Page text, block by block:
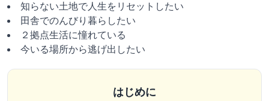
知らない土地で人生をリセットしたい
田舎でのんびり暮らしたい
２拠点生活に憧れている
今いる場所から逃げ出したい
はじめに